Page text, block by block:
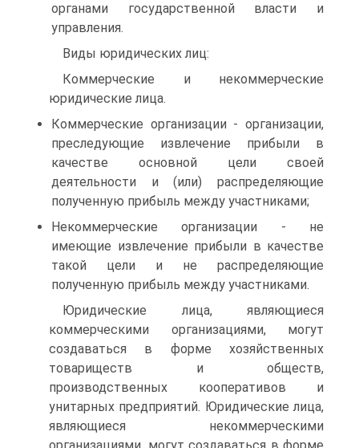
органами государственной власти и
управления.
Виды юридических лиц:
Коммерческие и некоммерческие
юридические лица.
Коммерческие организации - организации,
преследующие извлечение прибыли в
качестве основной цели своей
деятельности и (или) распределяющие
полученную прибыль между участниками;
Некоммерческие организации - не
имеющие извлечение прибыли в качестве
такой цели и не распределяющие
полученную прибыль между участниками.
Юридические лица, являющиеся
коммерческими организациями, могут
создаваться в форме хозяйственных
товариществ и обществ,
производственных кооперативов и
унитарных предприятий. Юридические лица,
являющиеся некоммерческими